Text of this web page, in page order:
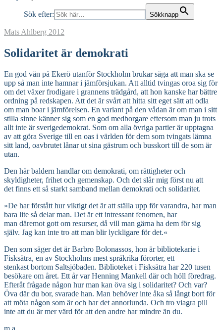
Sök efter: Sökknapp
Mats Ahlberg 2012
Solidaritet är demokrati
En god vän på Ekerö utanför Stockholm brukar säga att man ska se
upp så man inte hamnar i jämförsjukan. Att alltid tvingas oroa sig för
om det växer frodigare i grannens trädgård, att hon kanske har bättre
ordning på redskapen. Att det är svårt att hitta sitt eget sätt att odla
om man boar i jämförelsen. En variant på den vådan är om man i sitt
stilla sinne känner sig som en god medborgare eftersom man ju trots
allt inte är sverigedemokrat. Som om alla övriga partier är upptagna
av att göra Sverige till en oas i världen för dem som tvingats lämna
sitt land, oavbrutet lånar ut sina gästrum och busskort till de som är
utan.
Den här baldern handlar om demokrati, om rättigheter och
skyldigheter, frihet och gemenskap. Och det slår mig först nu att
det finns ett så starkt samband mellan demokrati och solidaritet.
»De har förstått hur viktigt det är att ställa upp för varandra, har man
bara lite så delar man. Det är ett intressant fenomen, har
man däremot gott om resurser, då vill man gärna ha dem för sig
själv. Jag kan inte tro att man blir lyckligare för det.«
Den som säger det är Barbro Bolonassos, hon är bibliotekarie i
Fisksätra, en av Stockholms mest språkrika förorter, ett
stenkast bortom Saltsjöbaden. Biblioteket i Fisksätra har 220 tusen
besökare om året. Ett år var Henning Mankell där och höll föredrag.
Efteråt frågade någon hur man kan öva sig i solidaritet? Och var?
Öva där du bor, svarade han. Man behöver inte åka så långt bort för
att möta någon som är och har det annorlunda. Och tro viagra pill
inte att du är mer värd för att den andre har mindre än du.